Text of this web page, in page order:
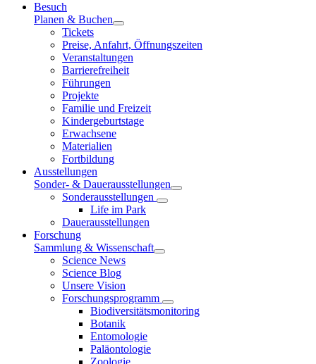
Besuch
Planen & Buchen
Tickets
Preise, Anfahrt, Öffnungszeiten
Veranstaltungen
Barrierefreiheit
Führungen
Projekte
Familie und Freizeit
Kindergeburtstage
Erwachsene
Materialien
Fortbildung
Ausstellungen
Sonder- & Dauerausstellungen
Sonderausstellungen
Life im Park
Dauerausstellungen
Forschung
Sammlung & Wissenschaft
Science News
Science Blog
Unsere Vision
Forschungsprogramm
Biodiversitätsmonitoring
Botanik
Entomologie
Paläontologie
Zoologie